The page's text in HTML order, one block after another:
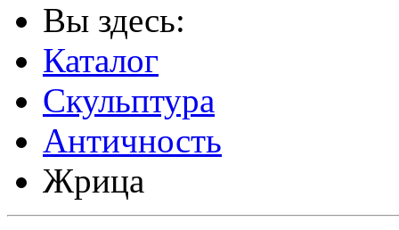
Вы здесь:
Каталог
Скульптура
Античность
Жрица